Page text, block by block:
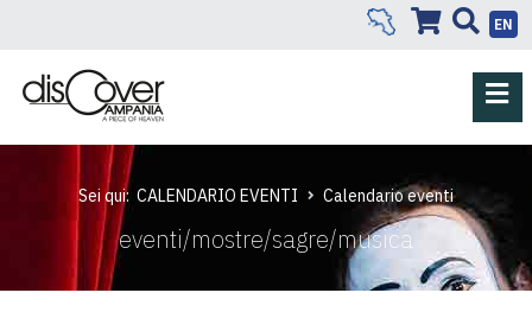
EN
Sei qui: CALENDARIO EVENTI Calendario eventi
eventi/mostre/sagre/musica